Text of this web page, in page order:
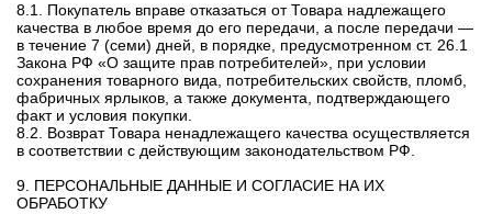
8.1. Покупатель вправе отказаться от Товара надлежащего
качества в любое время до его передачи, а после передачи —
в течение 7 (семи) дней, в порядке, предусмотренном ст. 26.1
Закона РФ «О защите прав потребителей», при условии
сохранения товарного вида, потребительских свойств, пломб,
фабричных ярлыков, а также документа, подтверждающего
факт и условия покупки.
8.2. Возврат Товара ненадлежащего качества осуществляется
в соответствии с действующим законодательством РФ.
9. ПЕРСОНАЛЬНЫЕ ДАННЫЕ И СОГЛАСИЕ НА ИХ
ОБРАБОТКУ